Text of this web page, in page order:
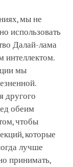
мы не
использовать
Далай-лама
интеллектом.
мы
другого
обеим
чтобы
которые
лучше
принимать,